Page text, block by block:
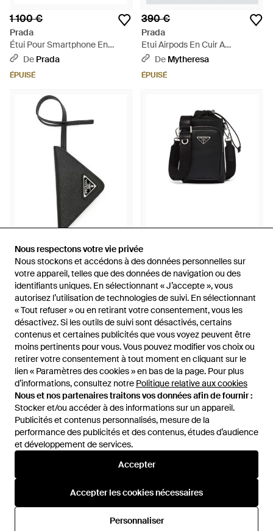
Nous respectons votre vie privée
Nous stockons et accédons à des données personnelles sur
votre appareil, telles que des données de navigation ou des
identifiants uniques. En sélectionnant « J’accepte », vous
autorisez l’utilisation de technologies de suivi. En sélectionnant
« Tout refuser » ou en retirant votre consentement, vous les
désactivez. Si les outils de suivi sont désactivés, certains
contenus et certaines publicités que vous voyez peuvent être
moins pertinents pour vous. Vous pouvez modifier vos choix ou
retirer votre consentement à tout moment en cliquant sur le
lien « Paramètres des cookies » en bas de la page. Pour plus
d’informations, consultez notre Politique relative aux cookies
Nous et nos partenaires traitons vos données afin de fournir :
Stocker et/ou accéder à des informations sur un appareil.
Publicités et contenus personnalisés, mesure de la
performance des publicités et des contenus, études d’audience
et développement de services.
Accepter
Accepter les cookies nécessaires
Personnaliser
Nous respectons votre vie privée
Nous stockons et accédons à des données personnelles sur
votre appareil, telles que des données de navigation ou des
identifiants uniques. En sélectionnant « J’accepte », vous
autorisez l’utilisation de technologies de suivi. En sélectionnant
« Tout refuser » ou en retirant votre consentement, vous les
désactivez. Si les outils de suivi sont désactivés, certains
contenus et certaines publicités que vous voyez peuvent être
moins pertinents pour vous. Vous pouvez modifier vos choix ou
retirer votre consentement à tout moment en cliquant sur le
lien « Paramètres des cookies » en bas de la page. Pour plus
d’informations, consultez notre Politique relative aux cookies
Nous et nos partenaires traitons vos données afin de fournir :
Stocker et/ou accéder à des informations sur un appareil.
Publicités et contenus personnalisés, mesure de la
performance des publicités et des contenus, études d’audience
et développement de services.
Accepter
Accepter les cookies nécessaires
Personnaliser
1 100 €
Prada
Étui Pour Smartphone En
Crochet À Logo Brodé - Noir
De Prada
ÉPUISÉ
390 €
Prada
Etui Airpods En Cuir A
Ornements - Noir
De Mytheresa
ÉPUISÉ
296 €
Prada
Étiquette De Voyage À Plaque
Logo - Noir
De FARFETCH
ÉPUISÉ
1 350 €
Prada
Coque Pour Smartphone En
Cuir - Noir
De Prada
International
Aide et infos